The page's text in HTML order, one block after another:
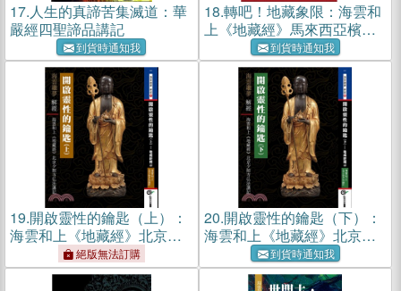
17.人生的真諦苦集滅道：華
嚴經四聖諦品講記
到貨時通知我
18.轉吧！地藏象限：海雲和
上《地藏經》馬來西亞檳城
弘法講記
到貨時通知我
19.開啟靈性的鑰匙（上）：
海雲和上《地藏經》北京夕
照寺弘法講記絕版無法訂購
20.開啟靈性的鑰匙（下）：
海雲和上《地藏經》北京夕
照寺弘法講記到貨時通知我